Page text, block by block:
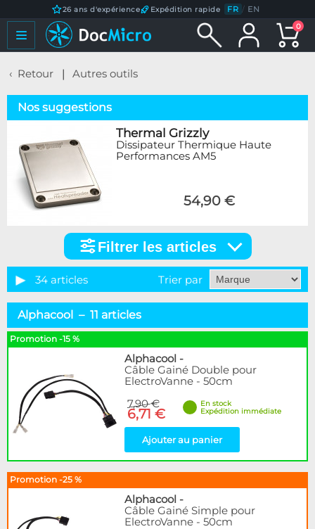
26 ans d'expérience Expédition rapide FR / EN
0
Retour Autres outils
Nos suggestions
Thermal Grizzly
Dissipateur Thermique Haute
Performances AM5
54,90 €
articles
Marque
Alphacool
BARROW
1
EK Water Blocks
5
Thermal Grizzly
Disponibilité / Promotions
Articles en stock
Articles en promotions
Appliquer
Filtrer les articles
34 articles Trier par
Alphacool – 11 articles
Promotion -15 %
Alphacool -
Câble Gainé Double pour
ElectroVanne - 50cm
7,90 €
6,71 €
En stock
Expédition immédiate
Ajouter au panier
Promotion -25 %
Alphacool -
Câble Gainé Simple pour
ElectroVanne - 50cm